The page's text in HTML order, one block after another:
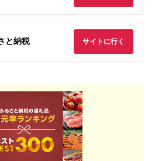
と納税 サイトに行く